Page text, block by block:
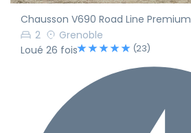
Chausson V690 Road Line Premium
2
Grenoble
Loué 26 fois
(23)